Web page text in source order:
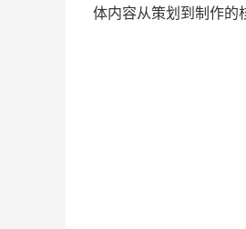
体内容从策划到制作的